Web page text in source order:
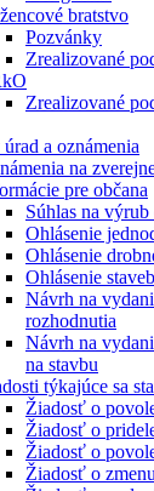
bratstvo
Pozvánky
Zrealizované
Zrealizované
a oznámenia
na
pre občana
Súhlas na výrub
Ohlásenie
Ohlásenie
Ohlásenie
Návrh na
rozhodnutia
Návrh na
na stavbu
týkajúce sa
Žiadosť o
Žiadosť o
Žiadosť o
Žiadosť o